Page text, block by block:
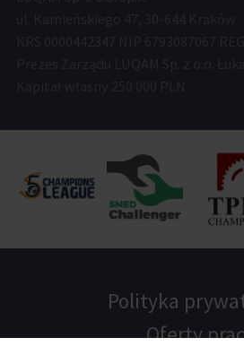
Polityka
Oferty